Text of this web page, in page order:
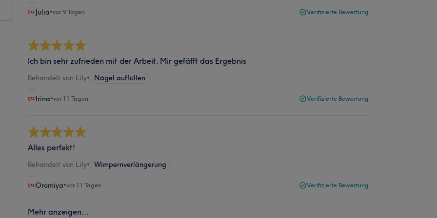
Julia•vor 9 Tagen Verifizierte Bewertung
Ich bin sehr zufrieden mit der Arbeit. Mir gefäfft das Ergebnis
Behandelt von Lily• Nägel auffüllen
Irina•vor 11 Tagen Verifizierte Bewertung
Alles perfekt!
Behandelt von Lily• Wimpernverlängerung
Oromiya•vor 11 Tagen Verifizierte Bewertung
Mehr anzeigen...